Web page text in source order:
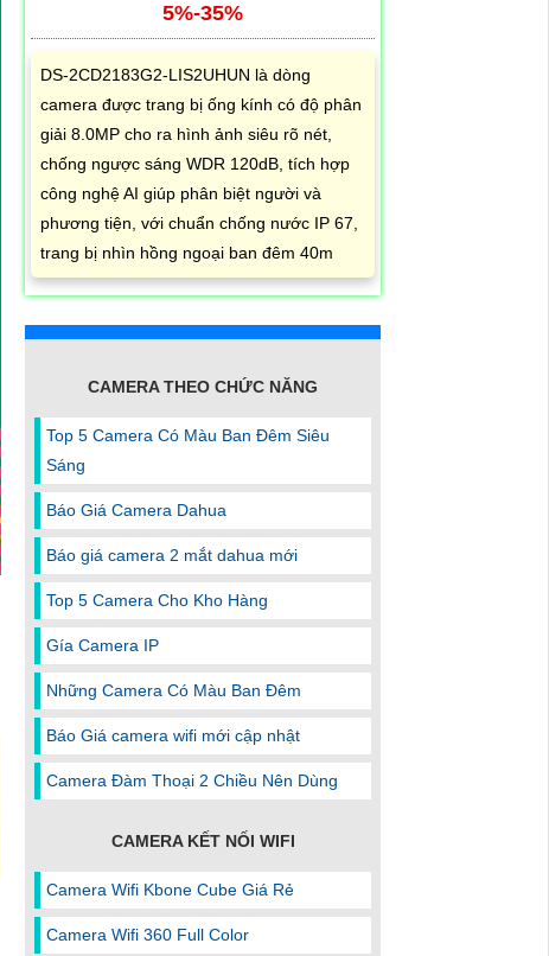
5%-35%
DS-2CD2183G2-LIS2UHUN là dòng
camera được trang bị ống kính có độ phân
giải 8.0MP cho ra hình ảnh siêu rõ nét,
chống ngược sáng WDR 120dB, tích hợp
công nghệ AI giúp phân biệt người và
phương tiện, với chuẩn chống nước IP 67,
trang bị nhìn hồng ngoại ban đêm 40m
CAMERA THEO CHỨC NĂNG
Top 5 Camera Có Màu Ban Đêm Siêu
Sáng
Báo Giá Camera Dahua
Báo giá camera 2 mắt dahua mới
Top 5 Camera Cho Kho Hàng
Gía Camera IP
Những Camera Có Màu Ban Đêm
Báo Giá camera wifi mới cập nhật
Camera Đàm Thoại 2 Chiều Nên Dùng
CAMERA KẾT NỐI WIFI
Camera Wifi Kbone Cube Giá Rẻ
Camera Wifi 360 Full Color